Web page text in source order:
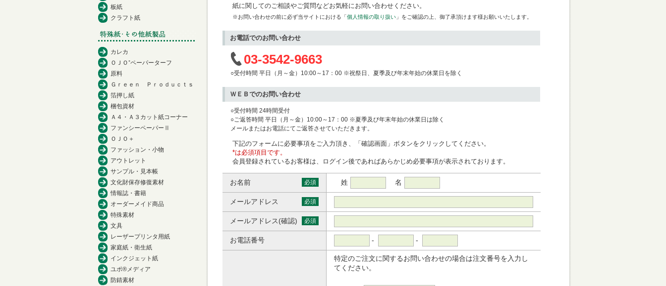
紙に関してのご相談やご質問などお気軽にお問い合わせください。
※お問い合わせの前に必ず当サイトにおける「個人情報の取り扱い 」をご確認の上、御了承頂けます様お願いいたします。
お電話でのお問い合わせ
03-3542-9663
○受付時間 平日（月～金）10:00～17：00 ※祝祭日、夏季及び年末年始の休業日を除く
ＷＥＢでのお問い合わせ
○受付時間 24時間受付
○ご返答時間 平日（月～金）10:00～17：00 ※夏季及び年末年始の休業日は除く
メールまたはお電話にてご返答させていただきます。
下記のフォームに必要事項をご入力頂き、「確認画面」ボタンをクリックしてください。
*は必須項目です。
会員登録されているお客様は、ログイン後であればあらかじめ必要事項が表示されております。
お名前 必須 姓 名
メールアドレス 必須
メールアドレス(確認) 必須
お電話番号 - -
特定のご注文に関するお問い合わせの場合は注文番号を入力し
てください。
板紙
クラフト紙
カレカ
ＯＪＯ⁺ペーパーターフ
原料
Ｇｒｅｅｎ Ｐｒｏｄｕｃｔｓ
箔押し紙
梱包資材
Ａ４・Ａ３カット紙コーナー
ファンシーペーパーⅡ
ＯＪＯ＋
ファッション・小物
アウトレット
サンプル・見本帳
文化財保存修復素材
情報誌・書籍
オーダーメイド商品
特殊素材
文具
レーザープリンタ用紙
家庭紙・衛生紙
インクジェット紙
ユポ®メディア
防錆素材